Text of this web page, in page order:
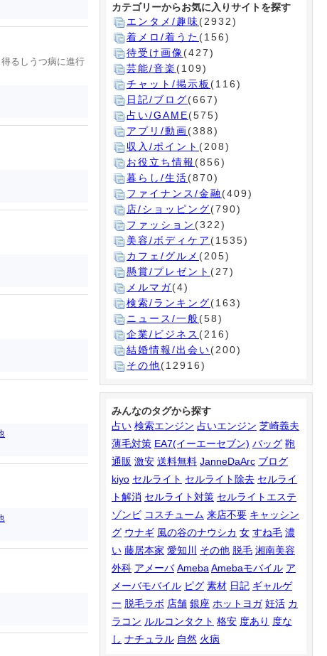
るしうつ病に進行
カテゴリーからお気に入りサイトを探す
エンタメ/趣味(2932)
着メロ/着うた (156)
待受け画像(427)
芸能/音楽 (109)
チャット/掲示板 (116)
日記/ブログ(667)
占い/GAME(575)
アプリ/動画(388)
収入/ポイント (208)
お役立ち情報 (856)
暮らし/生活(870)
ファイナンス/金融 (409)
店/ショッピング(790)
ファッション (322)
美容/ボディケア (1535)
カフェ/グルメ (205)
懸賞/プレゼント (27)
メルマガ(4)
検索/ランキング(163)
ニュース/一般(58)
企業/ビジネス (216)
結婚情報/出会い(200)
その他(12916)
みんなのタグから探す
占い 検索エンジン 占いエンジン 芝崎義夫
薄毛対策 EA7(イーエーセブン) バッグ 鞄
通販 激安 送料無料 JanneDaArc ブログ
kiyo セルライト セルライト除去 セルライ
ト解消 セルライト対策 セルライトエステ
ゾンビ コスチューム 来店不要 キャッシン
グ ウナギ 風の谷のナウシカ 女 すね毛 濃
い 藤居本家 愛知川 その他 脱毛 湘南美容
外科 アメーバ AmebaAmebaモバイル ア
メーバモバイル ピグ 素材 日記 ギャルゲ
ー 脱毛ラボ 店舗 銀座 ホットヨガ 妊活 カ
ラコン ルルコンタクト 格安 度あり 度な
し ナチュラル 自然 火病